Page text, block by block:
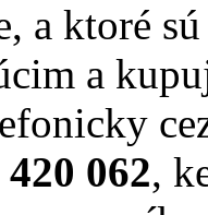
a ktoré
a
062,